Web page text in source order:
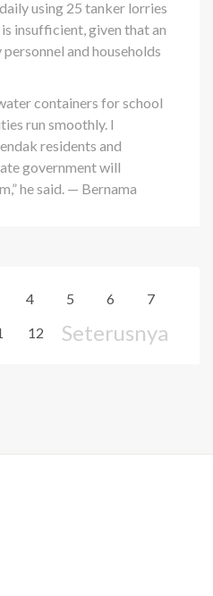
using 25 tanker lorries
insufficient, given that an
and households
containers for school
run smoothly. I
residents and
government will
he said. — Bernama
4 5 6
7
12 Seterusnya